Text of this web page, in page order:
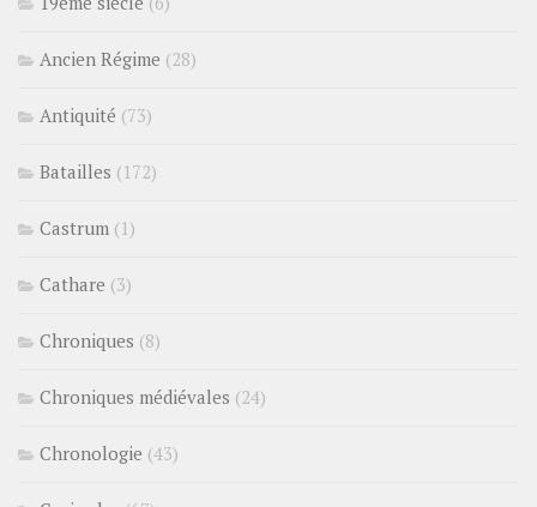
Ancien Régime (28)
Antiquité (73)
Batailles (172)
Castrum (1)
Cathare (3)
Chroniques (8)
Chroniques médiévales (24)
Chronologie (43)